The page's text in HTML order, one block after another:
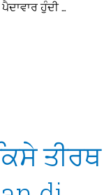
ਹੁੰਦੀ …
ਤੀਰਥ